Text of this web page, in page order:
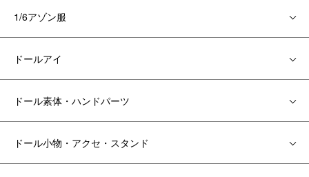
1/6アゾン服
ドールアイ
ドール素体・ハンドパーツ
ドール小物・アクセ・スタンド